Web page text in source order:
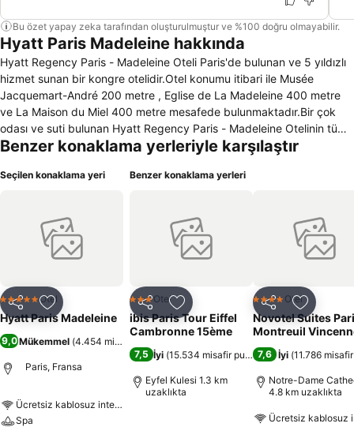
Bu özet yapay zeka tarafından oluşturulmuştur ve %100 doğru olmayabilir.
Hyatt Paris Madeleine hakkında
Hyatt Regency Paris - Madeleine Oteli Paris'de bulunan ve 5 yıldızlı
hizmet sunan bir kongre otelidir.Otel konumu itibari ile Musée
Jacquemart-André 200 metre , Eglise de La Madeleine 400 metre
ve La Maison du Miel 400 metre mesafede bulunmaktadır.Bir çok
odası ve suti bulunan Hyatt Regency Paris - Madeleine Otelinin tüm
odalarında playstation,klima , minibar, oturma grubu,ısıtma, çalışma
tüm odalarının banyosunda duş ve küvet bulunmaktadır.Televizyon
faydalanabilirsiniz.Hyatt Regency Paris - Madeleine Otelin de
konaklayan sigara kullanmayan ve engelli müşteriler için özel
odalarda mevcuttur.Otel müşterileri diledikleri zaman oda servisi ,
faydalanabilirler. Otelde bilardo masalarıda mevcuttur.Arabalı
konuklar için ücretli otopark bulunmaktadır ve bagaj servisinden
yararlanabilirler.Ayrıca otel içerisinde hamam,güzellik merkezi,spor
salonları,toplantı odası ve barı-restoranı ile müşterilerine hizmet
vermektedir.
Benzer konaklama yerleriyle karşılaştır
Seçilen konaklama yeri
Paylaş Favorilerime ekle
5 Yıldız Otel
Hyatt Paris Madeleine
9,0Mükemmel (4.454 misafir puanı
Paris, Fransa
Ücretsiz kablosuz internet
Spa
Benzer konaklama yerleri
Paylaş Favorilerime ekle
3 YıldızOtel
ibis Paris Tour Eiffel
Cambronne 15ème
7,5 İyi (15.534 misafir puanı)
Eyfel Kulesi 1.3 km
uzaklıkta
Paylaş
4 Yıldız Otel
Novotel Suites
Montreuil
7,6 İyi (11.786
Notre-Dame
4.8 km uzaklıkta
Ücretsiz kablosuz